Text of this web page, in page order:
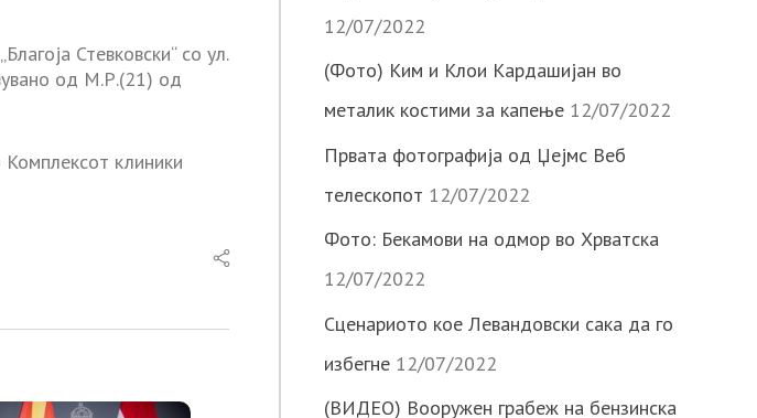
Стевковски“ со ул.
од М.Р.(21) од
клиники
12/07/2022
(Фото) Ким и Клои Кардашијан во
металик костими за капење 12/07/2022
Првата фотографија од Џејмс Веб
телескопот 12/07/2022
Фото: Бекамови на одмор во Хрватска
12/07/2022
Сценариото кое Левандовски сака да го
избегне 12/07/2022
(ВИДЕО) Вооружен грабеж на бензинска